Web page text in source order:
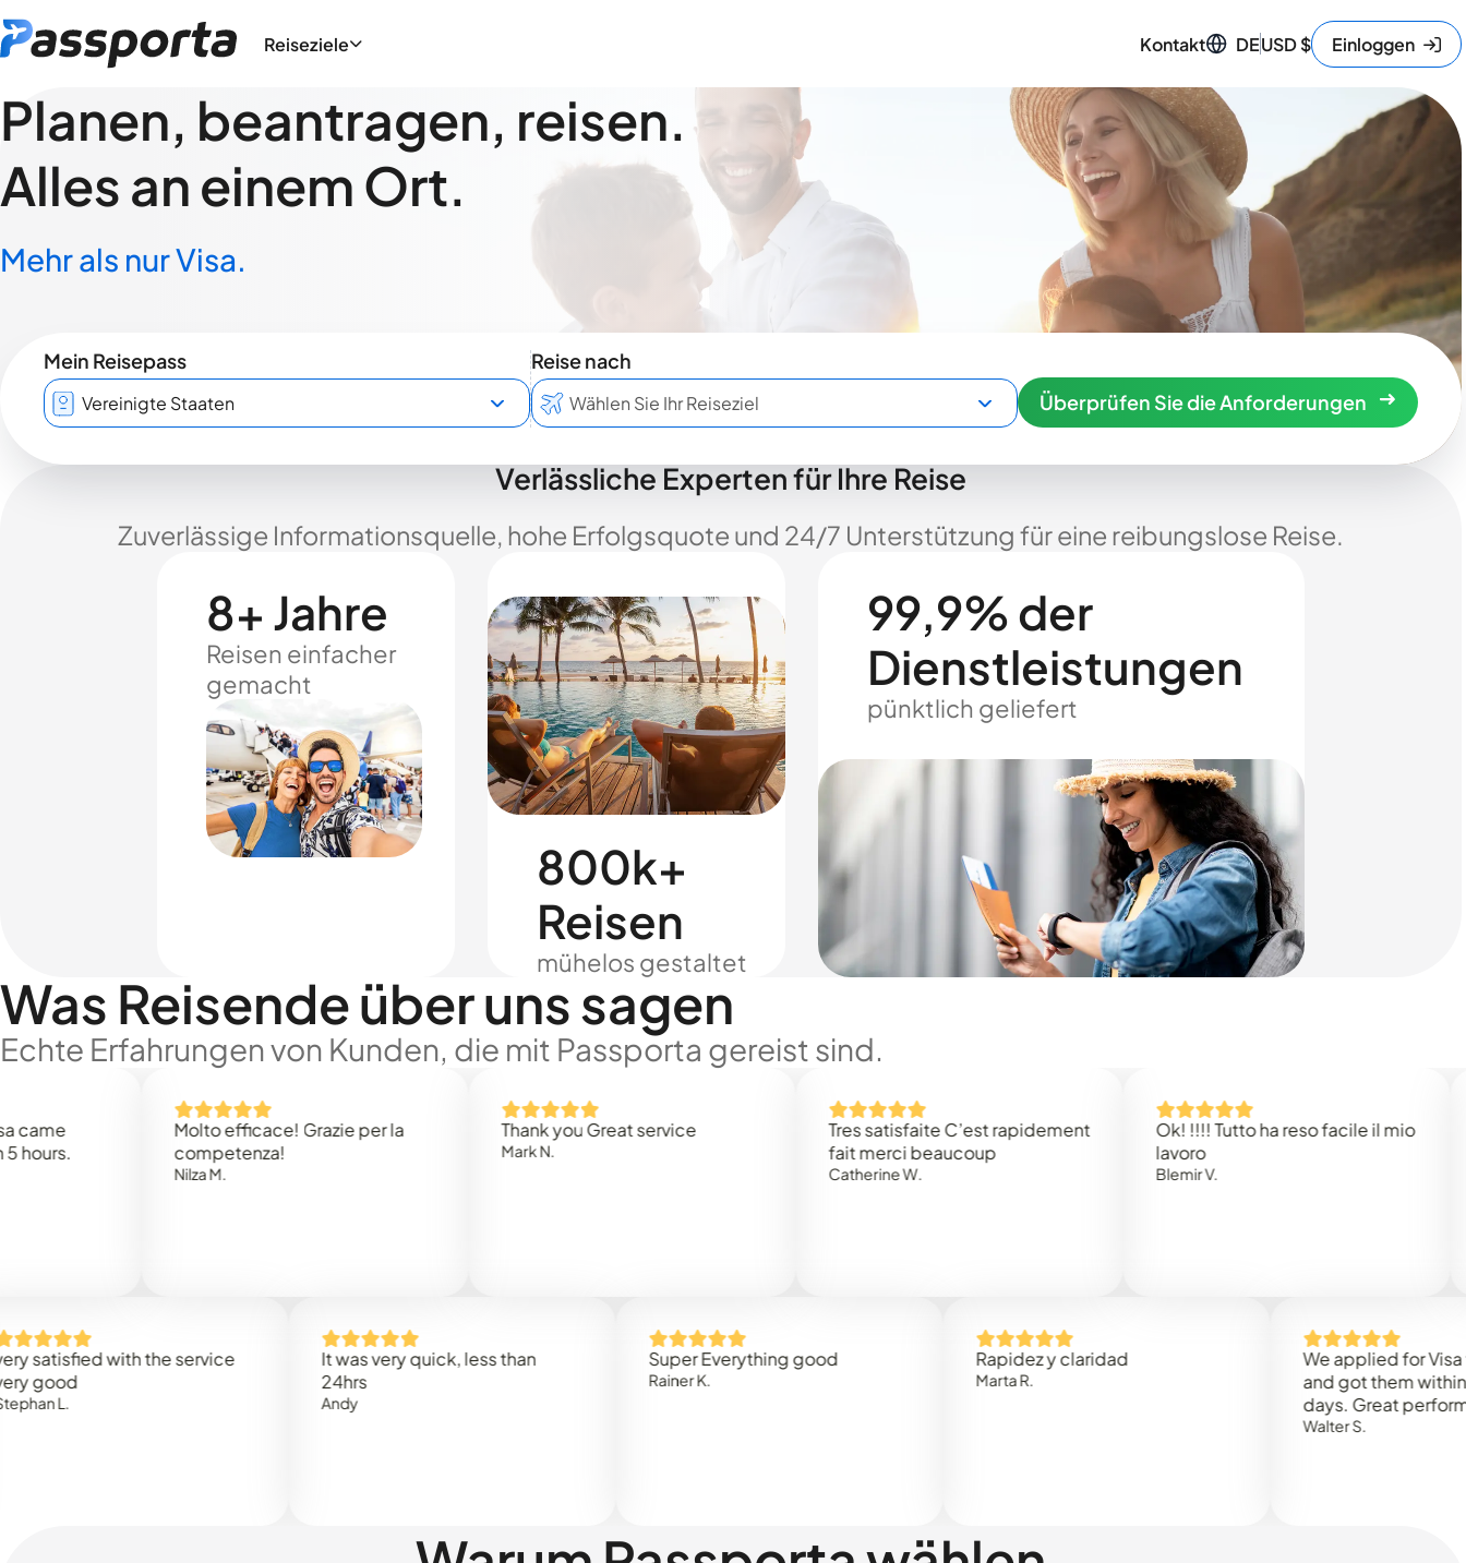
Reiseziele Kontakt DEUSD$ Einloggen
Planen, beantragen, reisen.
Alles an einem Ort.
Mehr als nur Visa.
Mein Reisepass
Reise nach
Überprüfen Sie die Anforderungen
Verlässliche Experten für Ihre Reise
Zuverlässige Informationsquelle, hohe Erfolgsquote und 24/7 Unterstützung für eine reibungslose Reise.
8+ Jahre
Reisen einfacher
gemacht
800k+
Reisen
mühelos gestaltet
99,9% der
Dienstleistungen
pünktlich geliefert
Was Reisende über uns sagen
Echte Erfahrungen von Kunden, die mit Passporta gereist sind.
Molto efficace! Grazie per la
competenza!
Thank you Great service
Tres satisfaite C’est rapidement
fait merci beaucoup
Catherine W.
Ok! !!!! Tutto ha reso facile il mio
with the service
It was very quick, less than
Super Everything good Rapidez y claridad
We applied for Visa to
and got them within 3
days. Great performance!
Walter S.